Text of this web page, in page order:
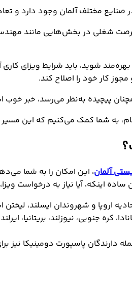
مختلف آلمان وجود دارد و
بهره‌مند شوید، باید شرایط ويزاي
کار خود را اصلاح کند.
پیچیده به‌نظر می‌رسد، خبر
به شما کمک می‌کنیم که این مسیر
آلمان، این امکان را به شما
اروپا و شهروندان ایسلند، لیختن
کانادا، کره جنوبی، نیوزلند،
دارندگان پاسپورت دومینیکا نیز